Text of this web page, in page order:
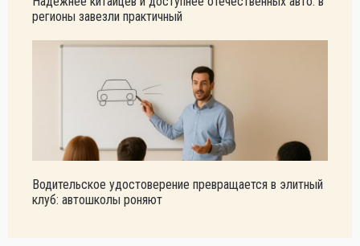
регионы завезли практичный
Водительское удостоверение превращается в элитный
клуб: автошколы роняют